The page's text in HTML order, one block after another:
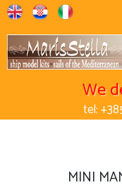
We
tel:
MINI